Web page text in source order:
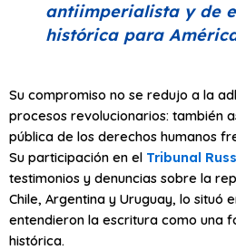
antiimperialista y de
histórica para
Su compromiso no se redujo a la
procesos revolucionarios: también
pública de los derechos humanos
Su participación en el Tribunal
testimonios y denuncias sobre la
Chile, Argentina y Uruguay, lo situó
entendieron la escritura como una
histórica.